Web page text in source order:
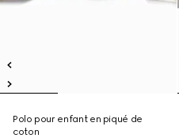
Polo pour enfant en piqué de
coton